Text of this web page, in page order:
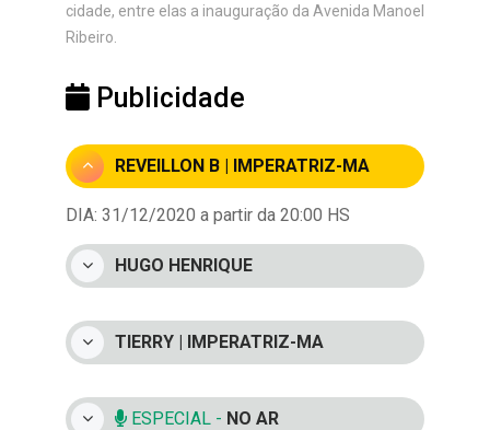
cidade, entre elas a inauguração da Avenida Manoel
Ribeiro.
Publicidade
REVEILLON B | IMPERATRIZ-MA
DIA: 31/12/2020 a partir da 20:00 HS
HUGO HENRIQUE
TIERRY | IMPERATRIZ-MA
ESPECIAL - NO AR